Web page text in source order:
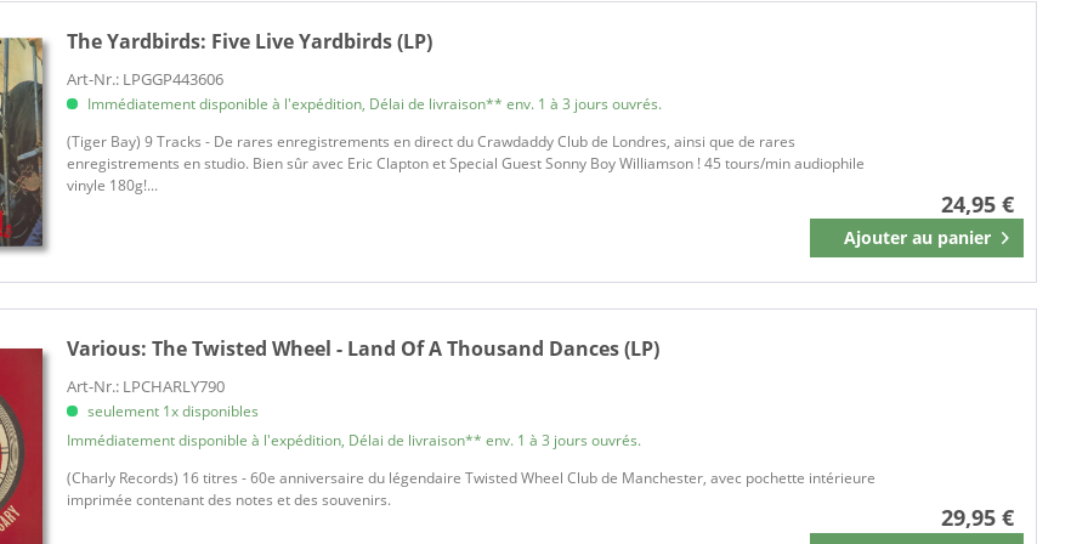
Allman, Gregg
Alpert's Tijuana Brass, Herb
Amen Corner
Andrews Sisters, The
Andrews, Courtney Marie
Andrusco, Billy
Anka, Paul
Antheil, George
Anthony, Ray
Ace Records - Big Beat
AIR CUTS
Albert Productions
ALL STAR
Volksmusik
& Musicals
Folk
The Yardbirds: Five Live Yardbirds (LP)
Art-Nr.: LPGGP443606
Immédiatement disponible à l'expédition, Délai de livraison** env. 1 à 3 jours ouvrés.
(Tiger Bay) 9 Tracks - De rares enregistrements en direct du Crawdaddy Club de Londres, ainsi que de rares
enregistrements en studio. Bien sûr avec Eric Clapton et Special Guest Sonny Boy Williamson ! 45 tours/min audiophile
vinyle 180g!...
24,95 €
Ajouter au panier
Mémoriser
Various:The Twisted Wheel - Land Of A Thousand Dances (LP)
Art-Nr.: LPCHARLY790
seulement 1x disponibles
Immédiatement disponible à l'expédition, Délai de livraison** env. 1 à 3 jours ouvrés.
(Charly Records) 16 titres - 60e anniversaire du légendaire Twisted Wheel Club de Manchester, avec pochette intérieure
imprimée contenant des notes et des souvenirs.
29,95 €